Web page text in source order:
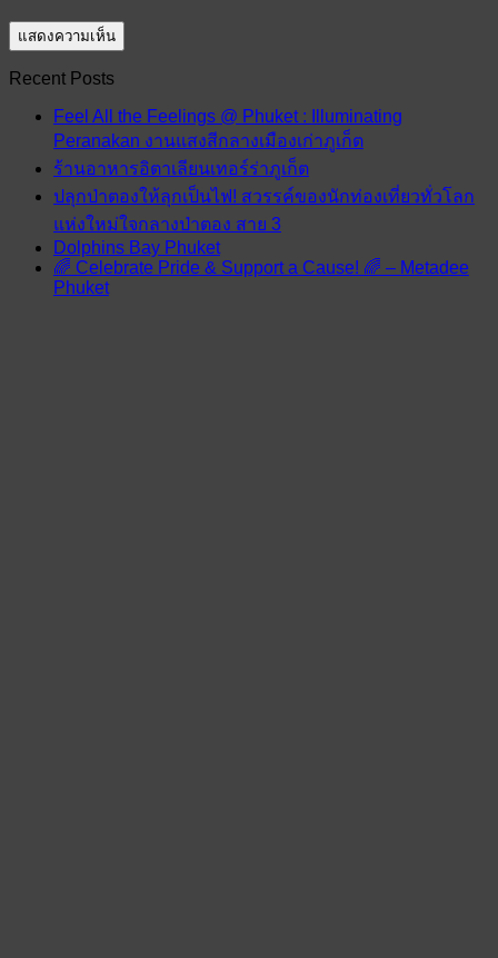
Recent Posts
Feel All the Feelings @ Phuket : Illuminating
Peranakan งานแสงสีกลางเมืองเก่าภูเก็ต
ร้านอาหารอิตาเลียนเทอร์ร่าภูเก็ต
ปลุกป่าตองให้ลุกเป็นไฟ! สวรรค์ของนักท่องเที่ยวทั่วโลก
แห่งใหม่ใจกลางป่าตอง สาย 3
Dolphins Bay Phuket
🌈 Celebrate Pride & Support a Cause! 🌈 – Metadee
Phuket